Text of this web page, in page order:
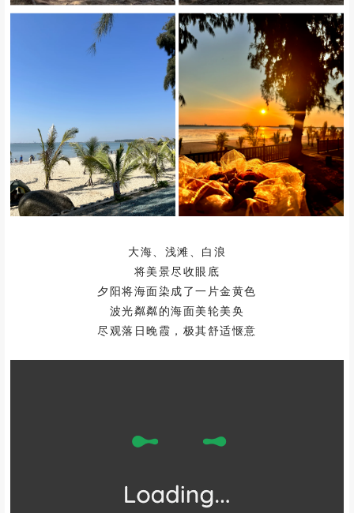
大海、浅滩、白浪
将美景尽收眼底
夕阳将海面染成了一片金黄色
波光粼粼的海面美轮美奂
尽观落日晚霞，极其舒适惬意